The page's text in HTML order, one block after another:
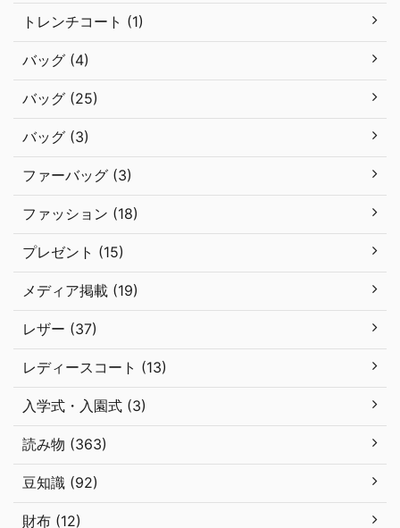
トレンチコート (1)
バッグ (4)
バッグ (25)
バッグ (3)
ファーバッグ (3)
ファッション (18)
プレゼント (15)
メディア掲載 (19)
レザー (37)
レディースコート (13)
入学式・入園式 (3)
読み物 (363)
豆知識 (92)
財布 (12)